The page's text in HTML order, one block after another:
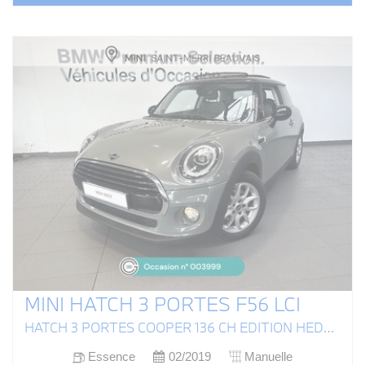
MINI HATCH 3 PORTES F56 LCI
HATCH 3 PORTES COOPER 136 CH EDITION HEDDON STREET
Essence 02/2019
Manuelle